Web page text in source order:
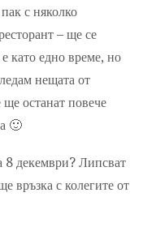
с няколко
– ще се
като едно време, но
нещата от
останат повече
🙂
8 декември? Липсват
връзка с колегите от